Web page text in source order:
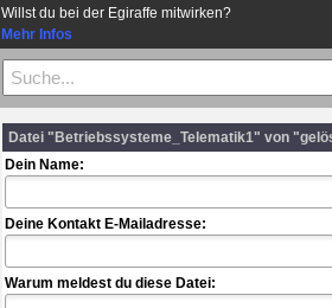
Willst du bei der Egiraffe mitwirken?
Mehr Infos
Datei "Betriebssysteme_Telematik1" von
Dein Name:
Deine Kontakt E-Mailadresse:
Warum meldest du diese Datei: